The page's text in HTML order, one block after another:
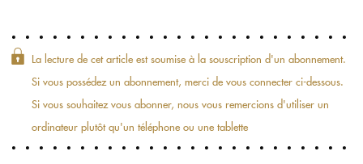
La lecture de cet article est soumise à la souscription d'un abonnement.
Si vous possédez un abonnement, merci de vous connecter ci-dessous.
Si vous souhaitez vous abonner, nous vous remercions d'utiliser un
ordinateur plutôt qu'un téléphone ou une tablette